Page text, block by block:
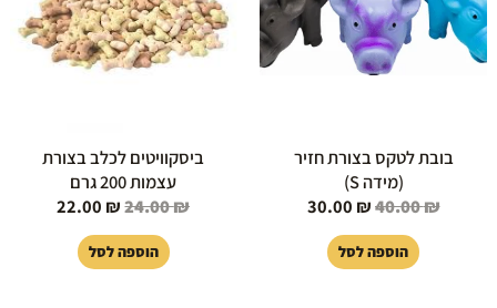
בובת לטקס בצורת חזיר
(מידה S)
40.00₪
30.00 ₪
הוספה לסל
ביסקוויטים לכלב בצורת
עצמות 200 גרם
24.00₪
22.00 ₪
הוספה לסל